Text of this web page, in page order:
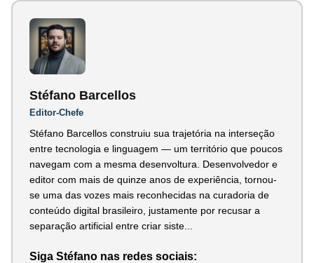
Stéfano Barcellos
Editor-Chefe
Stéfano Barcellos construiu sua trajetória na interseção
entre tecnologia e linguagem — um território que poucos
navegam com a mesma desenvoltura. Desenvolvedor e
editor com mais de quinze anos de experiência, tornou-
se uma das vozes mais reconhecidas na curadoria de
conteúdo digital brasileiro, justamente por recusar a
separação artificial entre criar siste...
Siga Stéfano nas redes sociais: